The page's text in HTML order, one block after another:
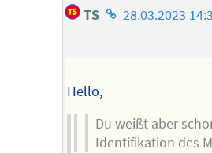
TS Homepage
Autors
28.03.2023
Hello,
Du weißt aber
Identifikation des